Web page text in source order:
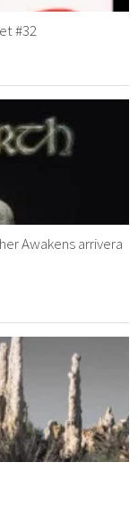
#32
Awakens arrivera